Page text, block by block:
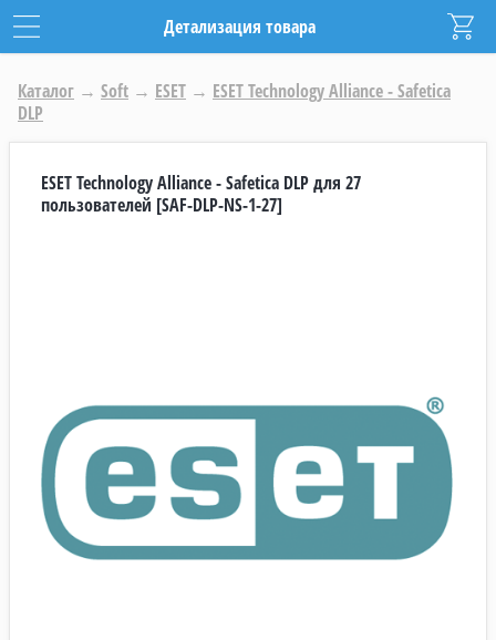
Детализация товара
Каталог → Soft → ESET → ESET Technology Alliance - Safetica
DLP
ESET Technology Alliance - Safetica DLP для 27
пользователей [SAF-DLP-NS-1-27]